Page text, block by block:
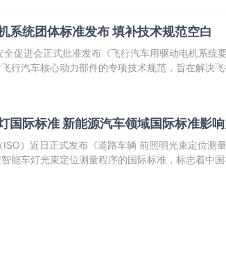
系统团体标准发布 填补技术规范空白
促进会正式批准发布《飞行汽车用驱动电机系统
行汽车核心动力部件的专项技术规范，旨在解决
系方面存在的行业痛点，为低空经济这一战略性新
国际标准 新能源汽车领域国际标准影
）近日正式发布《道路车辆 前照明光束定位测
能车灯光束定位测量程序的国际标准，标志着中
升。